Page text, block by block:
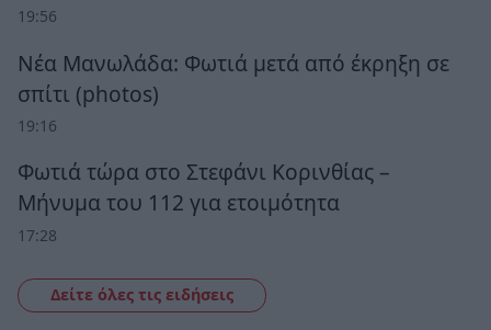
19:56
Νέα Μανωλάδα: Φωτιά μετά από έκρηξη σε
σπίτι (photos)
19:16
Φωτιά τώρα στο Στεφάνι Κορινθίας –
Μήνυμα του 112 για ετοιμότητα
17:28
Δείτε όλες τις ειδήσεις